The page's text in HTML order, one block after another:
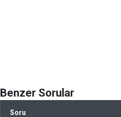
Benzer Sorular
Soru